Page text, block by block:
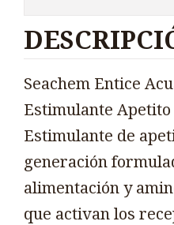
Seachem Entice
Estimulante Apetito
Estimulante de
generación
alimentación y
que activan los